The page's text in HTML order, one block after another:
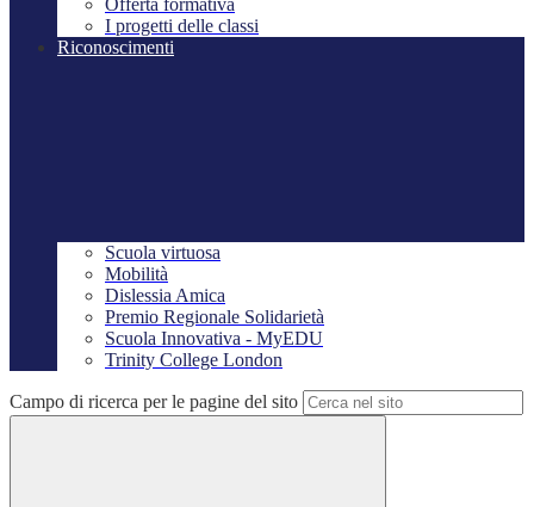
Offerta formativa
I progetti delle classi
Riconoscimenti
Scuola virtuosa
Mobilità
Dislessia Amica
Premio Regionale Solidarietà
Scuola Innovativa - MyEDU
Trinity College London
Campo di ricerca per le pagine del sito